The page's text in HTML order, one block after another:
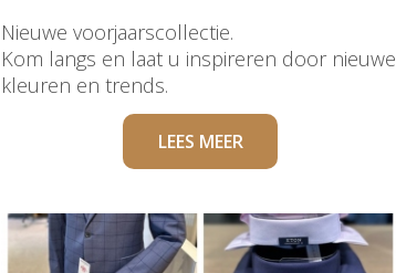
Nieuwe voorjaarscollectie.
Kom langs en laat u inspireren door nieuwe
kleuren en trends.
LEES MEER